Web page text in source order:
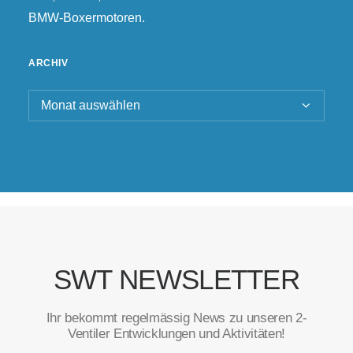
BMW-Boxermotoren.
ARCHIV
Archiv
SWT NEWSLETTER
Ihr bekommt regelmässig News zu unseren 2-
Ventiler Entwicklungen und Aktivitäten!